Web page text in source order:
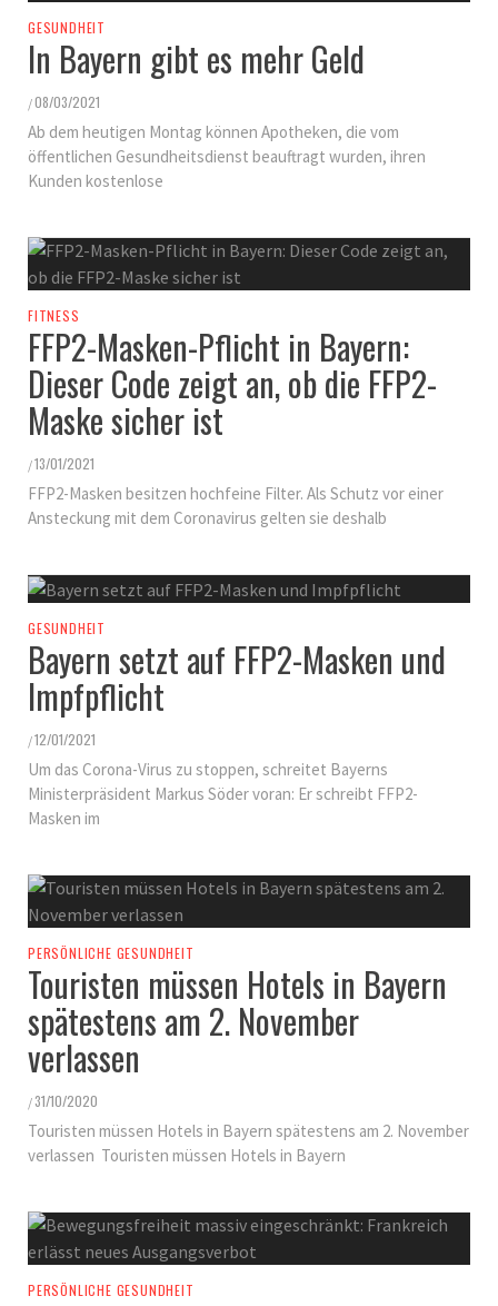
GESUNDHEIT
In Bayern gibt es mehr Geld
/08/03/2021
Ab dem heutigen Montag können Apotheken, die vom
öffentlichen Gesundheitsdienst beauftragt wurden, ihren
Kunden kostenlose
FITNESS
FFP2-Masken-Pflicht in Bayern:
Dieser Code zeigt an, ob die FFP2-
Maske sicher ist
/13/01/2021
FFP2-Masken besitzen hochfeine Filter. Als Schutz vor einer
Ansteckung mit dem Coronavirus gelten sie deshalb
GESUNDHEIT
Bayern setzt auf FFP2-Masken und
Impfpflicht
/12/01/2021
Um das Corona-Virus zu stoppen, schreitet Bayerns
Ministerpräsident Markus Söder voran: Er schreibt FFP2-
Masken im
PERSÖNLICHE GESUNDHEIT
Touristen müssen Hotels in Bayern
spätestens am 2. November
verlassen
/ 31/10/2020
Touristen müssen Hotels in Bayern spätestens am 2. November
verlassen Touristen müssen Hotels in Bayern
PERSÖNLICHE GESUNDHEIT